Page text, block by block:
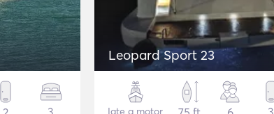
Leopard Sport 23
Iate a motor